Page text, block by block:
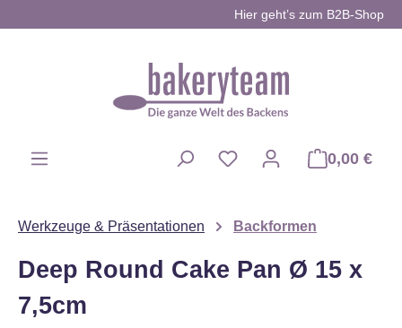
Hier geht’s zum B2B-Shop
0,00 €
Werkzeuge & Präsentationen Backformen
Deep Round Cake Pan Ø 15 x
7,5cm